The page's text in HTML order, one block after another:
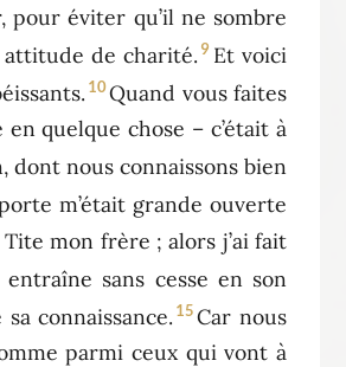
éviter qu’il ne sombre
de charité. 9 Et voici
10Quand vous faites
quelque chose – c’était à
dont nous connaissons bien
m’était grande ouverte
mon frère ; alors j’ai fait
sans cesse en son
connaissance. 15 Car nous
parmi ceux qui vont à